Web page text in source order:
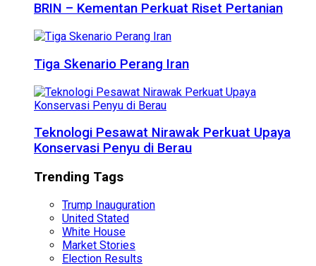
BRIN – Kementan Perkuat Riset Pertanian
Tiga Skenario Perang Iran
Teknologi Pesawat Nirawak Perkuat Upaya
Konservasi Penyu di Berau
Trending Tags
Trump Inauguration
United Stated
White House
Market Stories
Election Results